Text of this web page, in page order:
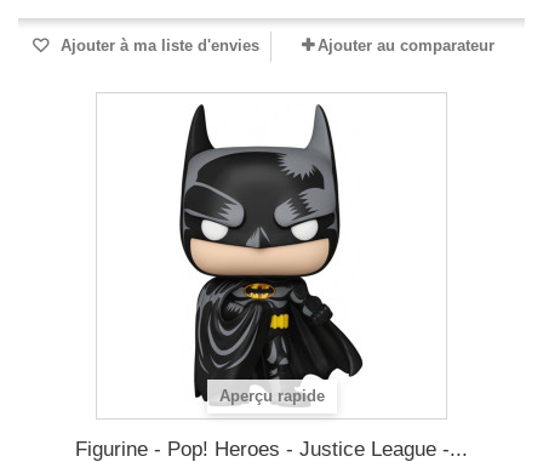
Ajouter à ma liste d'envies Ajouter au comparateur
Aperçu rapide
Figurine - Pop! Heroes - Justice League -...